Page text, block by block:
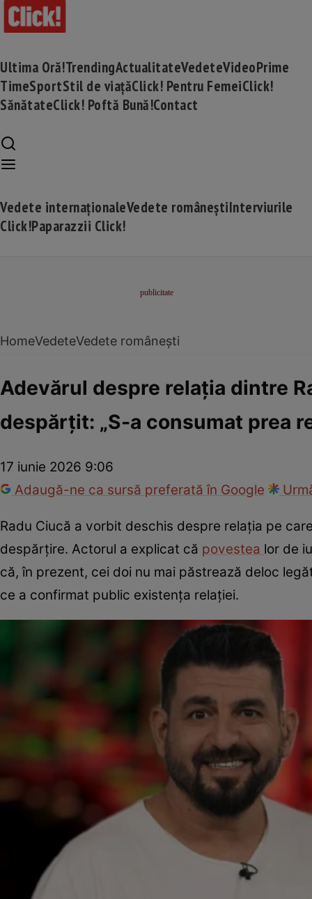
Ultima Oră!TrendingActualitateVedeteVideoPrime
TimeSportStil de viațăClick! Pentru FemeiClick!
SănătateClick! Poftă Bună!Contact
Vedete internaționaleVedete româneștiInterviurile
Click!Paparazzii Click!
HomeVedeteVedete românești
Adevărul despre relația dintre
despărțit: „S-a consumat prea
17 iunie 2026 9:06
Adaugă-ne ca sursă preferată în Google
Radu Ciucă a vorbit deschis despre relația pe
despărțire. Actorul a explicat că povestea lor de
că, în prezent, cei doi nu mai păstrează deloc
ce a confirmat public existența relației.